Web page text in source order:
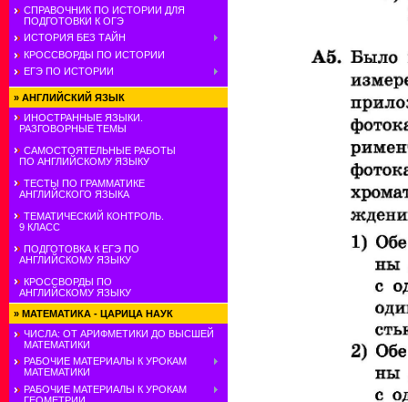
СПРАВОЧНИК ПО ИСТОРИИ ДЛЯ
ПОДГОТОВКИ К ОГЭ
ИСТОРИЯ БЕЗ ТАЙН
КРОССВОРДЫ ПО ИСТОРИИ
ЕГЭ ПО ИСТОРИИ
» АНГЛИЙСКИЙ ЯЗЫК
ИНОСТРАННЫЕ ЯЗЫКИ.
РАЗГОВОРНЫЕ ТЕМЫ
САМОСТОЯТЕЛЬНЫЕ РАБОТЫ
ПО АНГЛИЙСКОМУ ЯЗЫКУ
ТЕСТЫ ПО ГРАММАТИКЕ
АНГЛИЙСКОГО ЯЗЫКА
ТЕМАТИЧЕСКИЙ КОНТРОЛЬ.
9 КЛАСС
ПОДГОТОВКА К ЕГЭ ПО
АНГЛИЙСКОМУ ЯЗЫКУ
КРОССВОРДЫ ПО
АНГЛИЙСКОМУ ЯЗЫКУ
» МАТЕМАТИКА - ЦАРИЦА НАУК
ЧИСЛА: ОТ АРИФМЕТИКИ ДО ВЫСШЕЙ
МАТЕМАТИКИ
РАБОЧИЕ МАТЕРИАЛЫ К УРОКАМ
МАТЕМАТИКИ
РАБОЧИЕ МАТЕРИАЛЫ К УРОКАМ